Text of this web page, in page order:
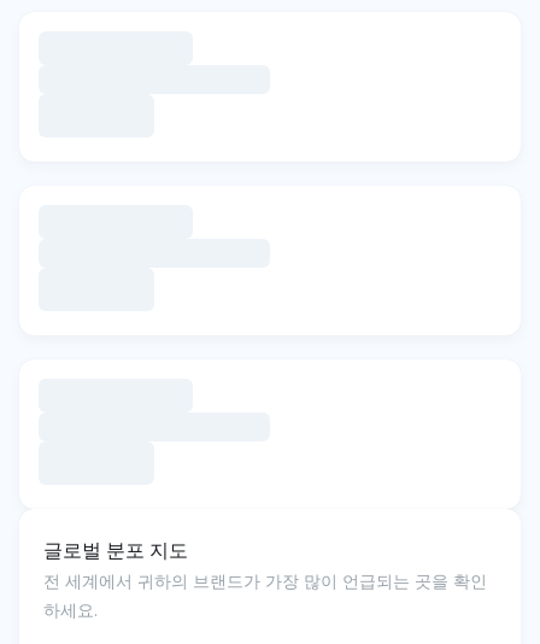
글로벌 분포 지도
전 세계에서 귀하의 브랜드가 가장 많이 언급되는 곳을 확인
하세요.